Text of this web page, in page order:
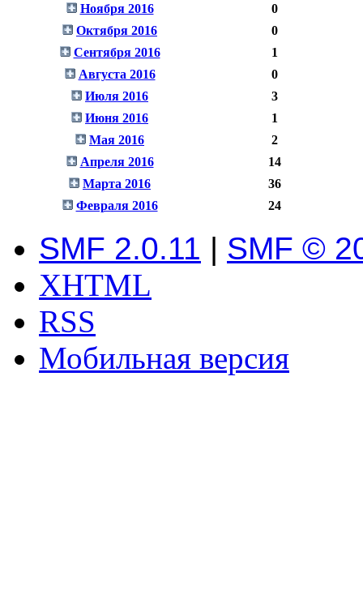
Ноября 2016
0
Октября 2016
0
Сентября 2016
1
Августа 2016
0
Июля 2016
3
Июня 2016
1
Мая 2016
2
Апреля 2016
14
Марта 2016
36
Февраля 2016
24
SMF 2.0.11 | SMF ©
XHTML
RSS
Мобильная версия